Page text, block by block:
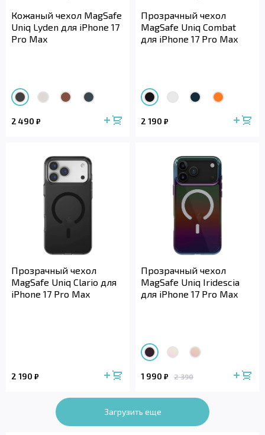
Кожаный чехол MagSafe
Uniq Lyden для iPhone 17
Pro Max
2 490 ₽
Прозрачный чехол
MagSafe Uniq Combat
для iPhone 17 Pro Max
2 190 ₽
Прозрачный чехол
MagSafe Uniq Clario для
iPhone 17 Pro Max
2 190 ₽
Прозрачный чехол
MagSafe Uniq Iridescia
для iPhone 17 Pro Max
1 990 ₽ 2 390
Загрузить еще